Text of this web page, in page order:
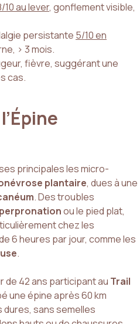
10 au lever, gonflement visible,
persistante 5/10 en
> 3 mois.
fièvre, suggérant une
cas.
principales les micro-
plantaire, dues à une
. Des troubles
ou le pied plat,
chez les
6 heures par jour, comme les
.
de 42 ans participant au Trail
une épine après 60 km
sans semelles